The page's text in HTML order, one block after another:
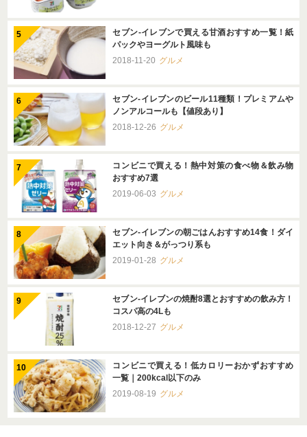
セブン-イレブンで買える甘酒おすすめ一覧！紙
パックやヨーグルト風味も
2018-11-20 グルメ
セブン-イレブンのビール11種類！プレミアムや
ノンアルコールも【値段あり】
2018-12-26 グルメ
コンビニで買える！熱中対策の食べ物＆飲み物
おすすめ7選
2019-06-03 グルメ
セブン-イレブンの朝ごはんおすすめ14食！ダイ
エット向き＆がっつり系も
2019-01-28 グルメ
セブン-イレブンの焼酎8選とおすすめの飲み方！
コスパ高の4Lも
2018-12-27 グルメ
コンビニで買える！低カロリーおかずおすすめ
一覧｜200kcal以下のみ
2019-08-19 グルメ